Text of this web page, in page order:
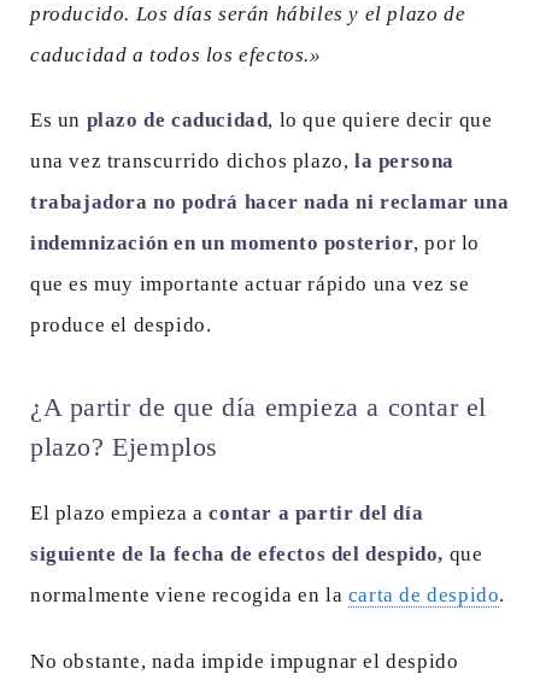
producido. Los días serán hábiles y el plazo de
caducidad a todos los efectos.»
Es un plazo de caducidad, lo que quiere decir que
una vez transcurrido dichos plazo,la persona
trabajadora no podrá hacer nada ni reclamar una
indemnización en un momento posterior, por lo
que es muy importante actuar rápido una vez se
produce el despido.
¿A partir de que día empieza a contar el
plazo? Ejemplos
El plazo empieza acontar a partir del día
siguiente de la fecha de efectos del despido, que
normalmente viene recogida en la carta de despido.
No obstante, nada impide impugnar el despido